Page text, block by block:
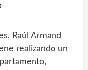
Raúl Armand
realizando un